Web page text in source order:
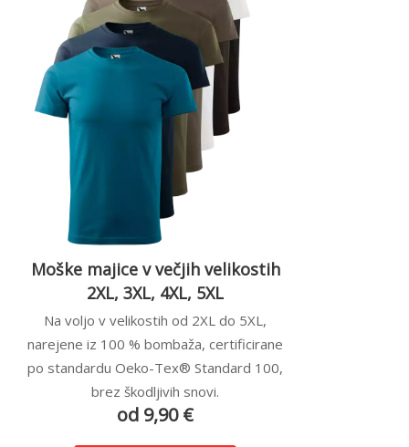
Moške majice v večjih velikostih
2XL, 3XL, 4XL, 5XL
Na voljo v velikostih od 2XL do 5XL,
narejene iz 100 % bombaža, certificirane
po standardu Oeko-Tex® Standard 100,
brez škodljivih snovi.
od 9,90 €